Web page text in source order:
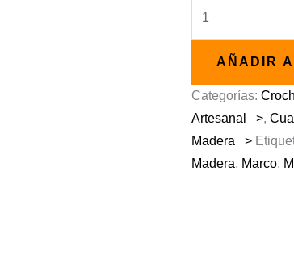
Amigurumi
cantidad
AÑADIR
Categorías:
Artesanal >,
Madera >
Madera, Marco,